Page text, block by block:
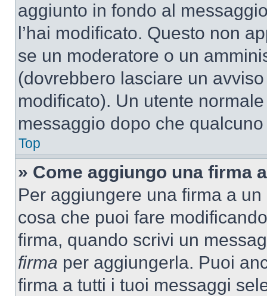
aggiunto in fondo al
l’hai modificato. Questo non
se un moderatore o un
(dovrebbero lasciare un
modificato). Un utente
messaggio dopo che
Top
» Come aggiungo una firma
Per aggiungere una firma a
cosa che puoi fare
firma, quando scrivi un
firma per aggiungerla. Puoi
firma a tutti i tuoi messaggi